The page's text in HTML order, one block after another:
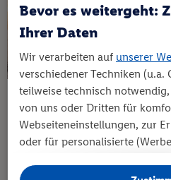
Fotokissen Collage
Fotokissen aus
Bevor es weitergeht:
Ihrer Daten
Wir verarbeiten auf unserer
verschiedener Techniken (u.a.
teilweise technisch
von uns oder Dritten für
Webseiteneinstellungen, zur
oder für personalisierte
außerhalb der EU ohne